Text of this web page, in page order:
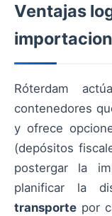
Ventajas
Róterdam
contenedores
y ofrece
(depósitos
postergar la
planificar la
transporte por